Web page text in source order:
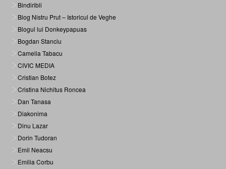
Bindiribli
Blog Nistru Prut – Istoricul de Veghe
Blogul lui Donkeypapuas
Bogdan Stanciu
Camelia Tabacu
CIVIC MEDIA
Cristian Botez
Cristina Nichitus Roncea
Dan Tanasa
Diakonima
Dinu Lazar
Dorin Tudoran
Emil Neacsu
Emilia Corbu